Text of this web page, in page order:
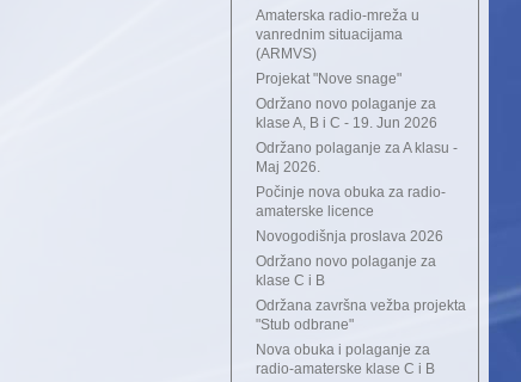
Amaterska radio-mreža u
vanrednim situacijama
(ARMVS)
Projekat "Nove snage"
Održano novo polaganje za
klase A, B i C - 19. Jun 2026
Održano polaganje za A klasu -
Maj 2026.
Počinje nova obuka za radio-
amaterske licence
Novogodišnja proslava 2026
Održano novo polaganje za
klase C i B
Održana završna vežba projekta
"Stub odbrane"
Nova obuka i polaganje za
radio-amaterske klase C i B